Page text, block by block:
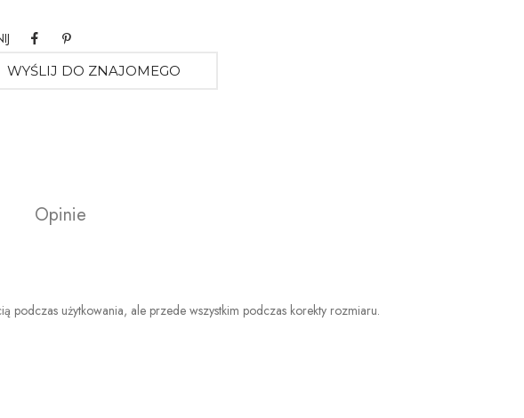
WYŚLIJ DO ZNAJOMEGO
Opinie
podczas użytkowania, ale przede wszystkim podczas korekty rozmiaru.